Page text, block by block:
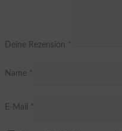
Deine Rezension *
Name *
E-Mail *